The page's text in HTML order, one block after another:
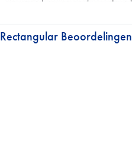
Rectangular Beoordelingen